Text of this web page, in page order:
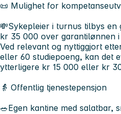
📜 Mulighet for
💸Sykepleier i turnus tilbys
kr 35 000 over garantilønnen
Ved relevant og nyttiggjort
eller 60 studiepoeng, kan det
ytterligere kr 15 000 eller kr
👵 Offentlig tjenestepensjon
🥗Egen kantine med salatbar,